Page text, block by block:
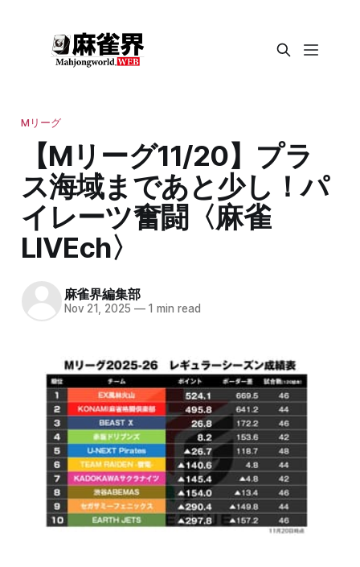
Mリーグ
【Mリーグ11/20】プラ
ス海域まであと少し！パ
イレーツ奮闘〈麻雀
LIVEch〉
麻雀界編集部
Nov 21, 2025 —1 min read